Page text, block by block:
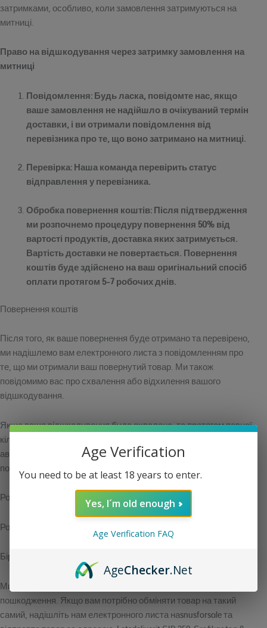
затримками, особливо, коли замовлення затримуються на
митниці.
Право на відшкодування через затримку замовлення на
митниці
Повідомлення: Будь ласка, повідомте нас, якщо
ваше замовлення не надійшло в очікуваний термін
доставки, і ви отримали повідомлення від
перевізника про те, що воно затримано на митниці.
Перевірка: Наша команда перевірить статус
відправлення у перевізника.
Обробка повернення коштів: Після підтвердження
ми розпочнемо процедуру повернення 50% від
вартості продуктів, доставка яких затримується.
Вартість доставки не повертається. Повернення
коштів буде здійснено на ваш оригінальний спосіб
оплати протягом 5-7 робочих днів.
Повернення коштів
Після того, як ваше повернення буде отримано та перевірено,
ми надішлемо вам електронного листа з повідомленням про
те, що ми отримали ваш повернутий товар. Ми також
повідомимо вас про схвалення або відхилення вашого
відшкодування.
Якщо ваше відшкодування буде схвалено, то протягом певної
кількості днів воно буде оброблено, і кредит буде
автоматично зараховано на вашу кредитну картку або
початковий спосіб оплати.
Розпродажні товари
Розпродані товари можуть бути повернуті.
Біржі
Ми замінюємо товари лише у разі їх дефекту або
пошкодження. Якщо вам потрібно обміняти товар на такий
самий, надішліть нам електронного листа наsnusforsale та
Age Verification
You need to be at least 18 years to enter.
Yes, I´m old enough
Age Verification FAQ
AgeChecker.Net